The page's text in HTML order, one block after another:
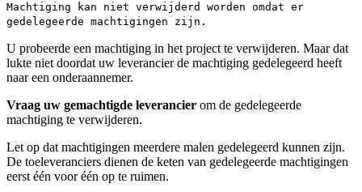
Machtiging kan niet verwijderd worden omdat er
gedelegeerde machtigingen zijn.
U probeerde een machtiging in het project te verwijderen. Maar dat
lukte niet doordat uw leverancier de machtiging gedelegeerd heeft
naar een onderaannemer.
Vraag uw gemachtigde leverancier om de gedelegeerde
machtiging te verwijderen.
Let op dat machtigingen meerdere malen gedelegeerd kunnen zijn.
De toeleveranciers dienen de keten van gedelegeerde machtigingen
eerst één voor één op te ruimen.